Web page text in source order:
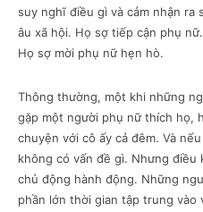
suy nghĩ điều gì và cảm nhận ra
âu xã hội. Họ sợ tiếp cận phụ
Họ sợ mời phụ nữ hẹn hò.
Thông thường, một khi những
gặp một người phụ nữ thích họ,
chuyện với cô ấy cả đêm. Và
không có vấn đề gì. Nhưng
chủ động hành động. Những
phần lớn thời gian tập trung vào